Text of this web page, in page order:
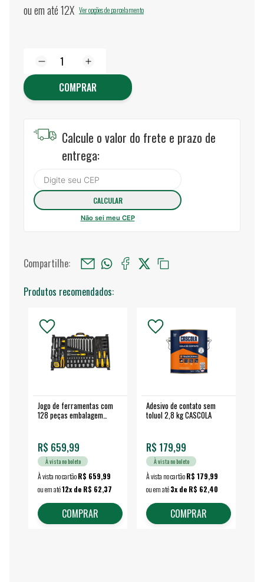
ou em até12X Ver opções de parcelamento
COMPRAR
Calcule o valor do frete e prazo de
entrega:
Não sei meu CEP
Compartilhe:
Produtos recomendados:
Jogo de ferramentas com
128 peças embalagem
R$ 659,99
À vista no boleto
À vista no cartãoR$ 659,99
ou em até12x de R$ 62,37
COMPRAR
Adesivo de contato sem
toluol 2,8 kg CASCOLA
R$ 179,99
À vista no boleto
À vista no cartãoR$ 179,99
ou em até3x de R$ 62,40
COMPRAR